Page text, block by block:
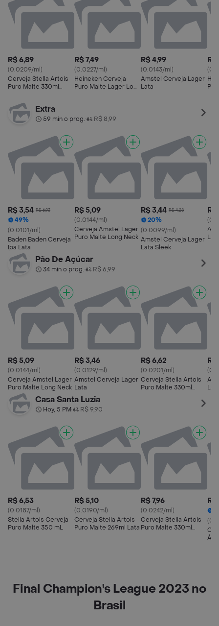
R$ 6,89
(0.0209/ml)
Cerveja Stella Artois
Puro Malte 330ml
R$ 7,49
(0.0227/ml)
Heineken Cerveja
Puro Malte Lager Long
R$ 4,99
(0.0143/ml)
Amstel Cerveja Lager
Lata
R$
Extra
59 min o prog.• R$ 8,99
R$ 3,54 R$ 6,93
49%
(0.0101/ml)
Baden Baden Cerveja
Ipa Lata
R$ 5,09
(0.0144/ml)
Cerveja Amstel Lager
Puro Malte Long Neck
R$ 3,44 R$ 4,28
20%
(0.0099/ml)
Amstel Cerveja Lager
Lata Sleek
R$
Pão De Açúcar
34 min o prog.• R$ 6,99
R$ 5,09
(0.0144/ml)
Cerveja Amstel Lager
Puro Malte Long Neck
R$ 3,46
(0.0129/ml)
Amstel Cerveja Lager
Lata
R$ 6,62
(0.0201/ml)
Cerveja Stella Artois
Puro Malte 330ml
R$
Casa Santa Luzia
Hoy, 5 PM• R$ 9,90
R$ 6,53
(0.0187/ml)
Stella Artois Cerveja
Puro Malte 350 mL
R$ 5,10
(0.0190/ml)
Cerveja Stella Artois
Puro Malte 269ml Lata
R$ 7,96
(0.0242/ml)
Cerveja Stella Artois
Puro Malte 330ml
R$
Final Champion's League 2023 no
Brasil